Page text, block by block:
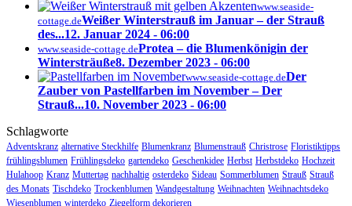
www.seaside-
cottage.deWeißer Winterstrauß im Januar – der Strauß
des...12. Januar 2024 - 06:00
www.seaside-cottage.deProtea – die Blumenkönigin der
Wintersträuße8. Dezember 2023 - 06:00
www.seaside-cottage.deDer
Zauber von Pastellfarben im November – Der
Strauß...10. November 2023 - 06:00
Schlagworte
Adventskranz alternative Steckhilfe Blumenkranz Blumenstrauß Christrose Floristiktipps
frühlingsblumen Frühlingsdeko gartendeko Geschenkidee Herbst Herbstdeko Hochzeit
Hulahoop Kranz Muttertag nachhaltig osterdeko Sideau Sommerblumen Strauß Strauß
des Monats Tischdeko Trockenblumen Wandgestaltung Weihnachten Weihnachtsdeko
Wiesenblumen winterdeko Ziegelform dekorieren